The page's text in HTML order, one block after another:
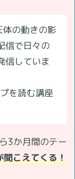
体の動きの影
信で日々の
信していま
を読む講座
3か月間のテー
聞こえてくる！